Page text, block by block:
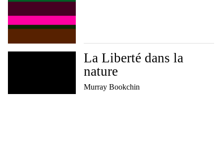
La Liberté dans la
nature
Murray Bookchin